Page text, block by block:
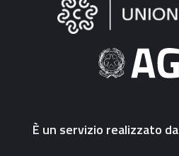
"Fattura
Elettronica"
È un servizio realizzato da